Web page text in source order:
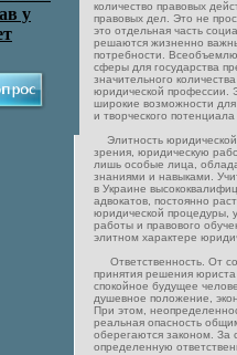
количество правовых
правовых дел. Это не
это отдельная часть
решаются жизненно
потребности.
сферы для государства
значительного
юридической профессии.
широкие возможности
и творческого
Элитность
зрения, юридическую
лишь особые лица,
знаниями и навыками.
в Украине
адвокатов, постоянно
юридической процедуры,
работы и правового
элитном характере
Ответственность. От
принятия решения
спокойное будущее
душевное положение,
При этом,
реальная опасность
оберегаются законом. За
определенную